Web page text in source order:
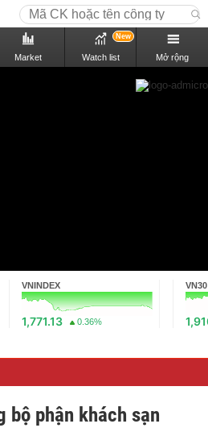
Market Watch list
New
Mở rộng
VNINDEX
1,771.13 0.36%
VN30
phận khách sạn